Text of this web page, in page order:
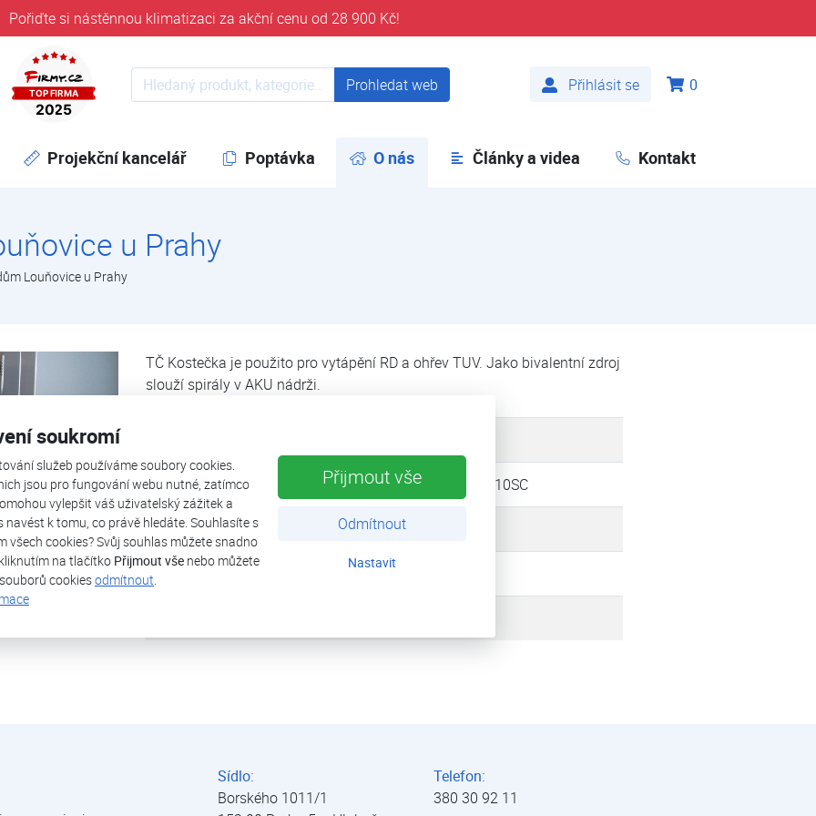
soukromí
služeb používáme soubory cookies.
jsou pro fungování webu nutné, zatímco
vylepšit váš uživatelský zážitek a
navést k tomu, co právě hledáte. Souhlasíte s
všech cookies? Svůj souhlas můžete snadno
na tlačítko Přijmout vše nebo můžete
cookiesodmítnout
Přijmout vše
Odmítnout
Nastavit
Pořiďte si nástěnnou klimatizaci za akční cenu od 28 900 Kč!
časem 32 let
Přihlásit se
0
Prohledat web Prohledat web
Projekční kancelář Poptávka O nás (aktuální)Články a videa Kontakt
u Prahy
Louňovice u Prahy
TČ Kostečka je použito pro vytápění RD a ohřev TUV. Jako bivalentní zdroj
slouží spirály v AKU nádrži.
tepelné čerpadlo HP3AW 10SC
výkon (A2/W35)
Sídlo:
Borského 1011/1
Telefon:
380 30 92 11